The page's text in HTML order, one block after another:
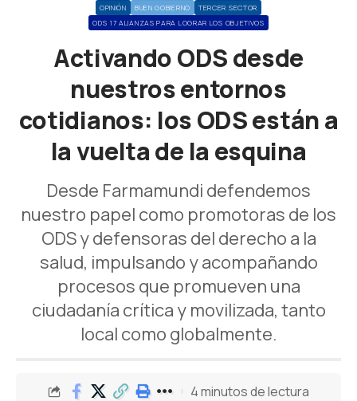
OPINIÓN BUEN GOBIERNO
TERCER SECTOR
ODS 17 ALIANZAS PARA LOGRAR LOS OBJETIVOS
Activando ODS desde
nuestros entornos
cotidianos: los ODS están a
la vuelta de la esquina
Desde Farmamundi defendemos
nuestro papel como promotoras de los
ODS y defensoras del derecho a la
salud, impulsando y acompañando
procesos que promueven una
ciudadanía crítica y movilizada, tanto
local como globalmente.
4 minutos de lectura